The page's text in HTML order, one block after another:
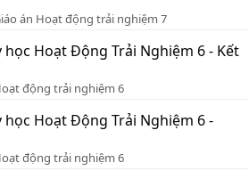
án Hoạt động trải nghiệm 7
học Hoạt Động Trải Nghiệm 6 - Kết
động trải nghiệm 6
học Hoạt Động Trải Nghiệm 6 -
động trải nghiệm 6